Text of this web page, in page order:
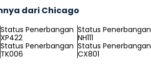
dari Chicago
Status Penerbangan
XP422
Status Penerbangan
NH111
Status Penerbangan
TK006
Status Penerbangan
CX801